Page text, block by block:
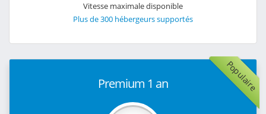
Vitesse maximale disponible
Plus de 300 hébergeurs supportés
Populaire
Premium 1 an